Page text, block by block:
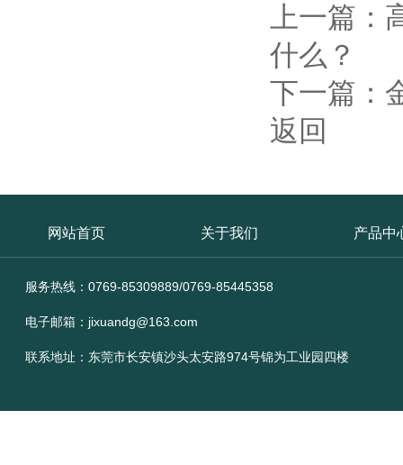
上一篇：
什么？
下一篇：
返回
网站首页 关于我们 产品中
服务热线：0769-85309889/0769-85445358
电子邮箱：jixuandg@163.com
联系地址：东莞市长安镇沙头太安路974号锦为工业园四楼